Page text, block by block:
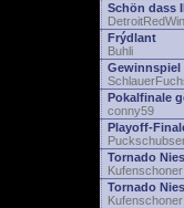
Schön dass
Frýdlant
Buhli
Gewinnspiel
Pokalfinale
conny59
Playoff-
Tornado
Kufenschoner
Tornado
Kufenschoner